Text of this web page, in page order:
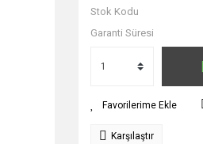
Stok Kodu
Garanti Süresi
Karşılaştır